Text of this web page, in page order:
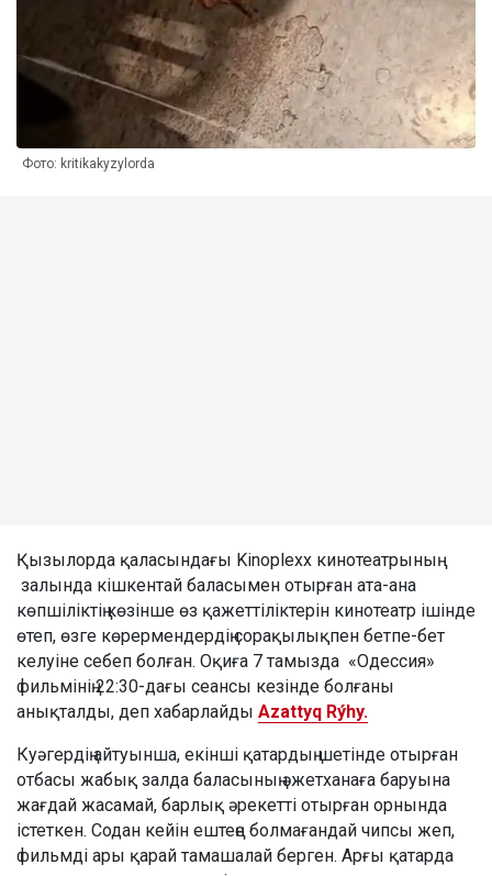
Фото: kritikakyzylorda
Қызылорда қаласындағы Kinoplexx кинотеатрының
залында кішкентай баласымен отырған ата-ана
көпшіліктің көзінше өз қажеттіліктерін кинотеатр ішінде
өтеп, өзге көрермендердің сорақылықпен бетпе-бет
келуіне себеп болған. Оқиға 7 тамызда «Одессия»
фильмінің 22:30-дағы сеансы кезінде болғаны
анықталды, деп хабарлайды Azattyq Rýhy.
Куәгердің айтуынша, екінші қатардың шетінде отырған
отбасы жабық залда баласының әжетханаға баруына
жағдай жасамай, барлық әрекетті отырған орнында
істеткен. Содан кейін ештеңе болмағандай чипсы жеп,
фильмді ары қарай тамашалай берген. Арғы қатарда